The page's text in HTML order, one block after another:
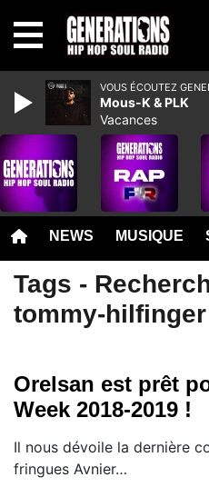
NEWS MUSIQUE
Tags -
tommy-
Orelsan est prêt
Week 2018-2019 !
Il nous dévoile la dernière
fringues Avnier…
VOUS ÉCOUTEZ
Mous-K & PLK
Vacances